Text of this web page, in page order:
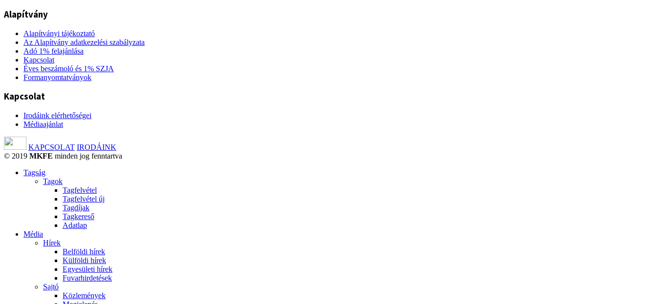
Alapítvány
Alapítványi tájékoztató
Az Alapítvány adatkezelési szabályzata
Adó 1% felajánlása
Kapcsolat
Éves beszámoló és 1% SZJA
Formanyomtatványok
Kapcsolat
Irodáink elérhetőségei
Médiaajánlat
KAPCSOLAT IRODÁINK
© 2019 MKFE minden jog fenntartva
Tagság
Tagok
Tagfelvétel
Tagfelvétel új
Tagdíjak
Tagkereső
Adatlap
Média
Hírek
Belföldi hírek
Külföldi hírek
Egyesületi hírek
Fuvarhirdetések
Sajtó
Közlemények